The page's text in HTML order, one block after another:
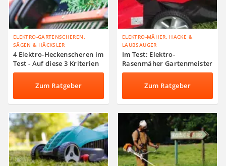
ELEKTRO-GARTENSCHEREN,
SÄGEN & HÄCKSLER
4 Elektro-Heckenscheren im
Test - Auf diese 3 Kriterien
kommt es an
Zum Ratgeber
ELEKTRO-MÄHER, HACKE &
LAUBSAUGER
Im Test: Elektro-
Rasenmäher Gartenmeister
FRM 1842
Zum Ratgeber